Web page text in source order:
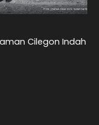
Cilegon Indah